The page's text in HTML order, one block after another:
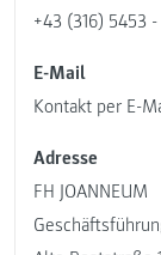
+43 (316) 5453
E-Mail
Kontakt per E-
Adresse
FH JOANNEUM